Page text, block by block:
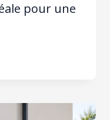
pour une